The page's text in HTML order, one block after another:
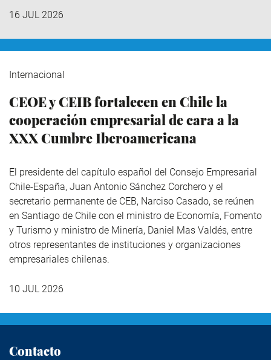
16 JUL 2026
Internacional
CEOE y CEIB fortalecen en Chile la
cooperación empresarial de cara a la
XXX Cumbre Iberoamericana
El presidente del capítulo español del Consejo Empresarial
Chile-España, Juan Antonio Sánchez Corchero y el
secretario permanente de CEB, Narciso Casado, se reúnen
en Santiago de Chile con el ministro de Economía, Fomento
y Turismo y ministro de Minería, Daniel Mas Valdés, entre
otros representantes de instituciones y organizaciones
empresariales chilenas.
10 JUL 2026
Contacto